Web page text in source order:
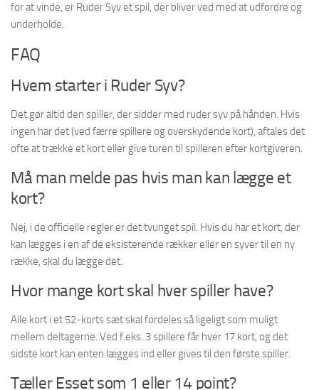
for at vinde, er Ruder Syv et spil, der bliver ved med at udfordre og
underholde.
FAQ
Hvem starter i Ruder Syv?
Det gør altid den spiller, der sidder med ruder syv på hånden. Hvis
ingen har det (ved færre spillere og overskydende kort), aftales det
ofte at trække et kort eller give turen til spilleren efter kortgiveren.
Må man melde pas hvis man kan lægge et
kort?
Nej, i de officielle regler er det tvunget spil. Hvis du har et kort, der
kan lægges i en af de eksisterende rækker eller en syver til en ny
række, skal du lægge det.
Hvor mange kort skal hver spiller have?
Alle kort i et 52-korts sæt skal fordeles så ligeligt som muligt
mellem deltagerne. Ved f.eks. 3 spillere får hver 17 kort, og det
sidste kort kan enten lægges ind eller gives til den første spiller.
Tæller Esset som 1 eller 14 point?